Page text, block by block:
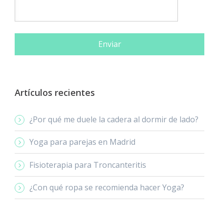
Artículos recientes
¿Por qué me duele la cadera al dormir de lado?
Yoga para parejas en Madrid
Fisioterapia para Troncanteritis
¿Con qué ropa se recomienda hacer Yoga?